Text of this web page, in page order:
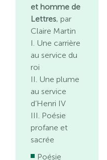
et homme de
Lettres, par
Claire Martin
I. Une carrière
au service du
roi
II. Une plume
au service
d’Henri IV
III. Poésie
profane et
sacrée
Poésie